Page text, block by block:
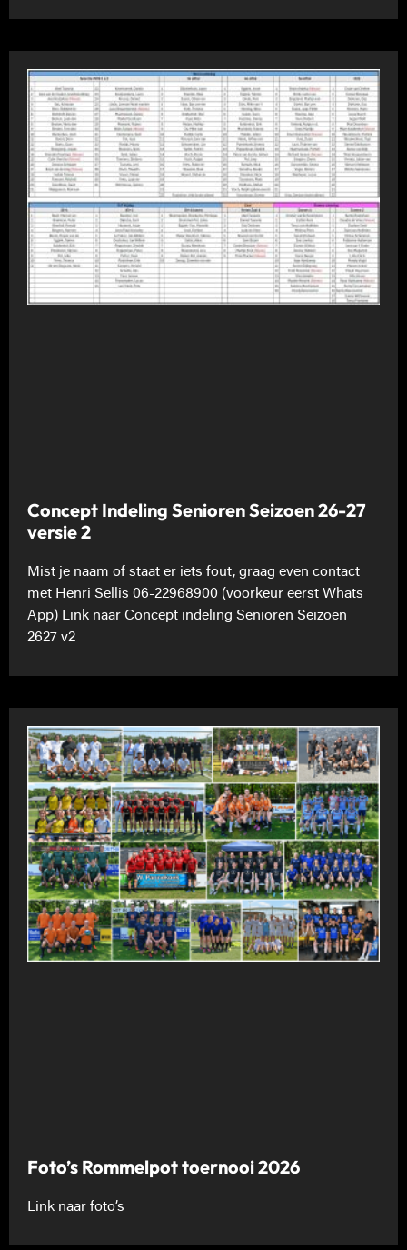
Concept Indeling Senioren Seizoen 26-27
versie 2
Mist je naam of staat er iets fout, graag even contact
met Henri Sellis 06-22968900 (voorkeur eerst Whats
App) Link naar Concept indeling Senioren Seizoen
2627 v2
Foto’s Rommelpot toernooi 2026
Link naar foto’s